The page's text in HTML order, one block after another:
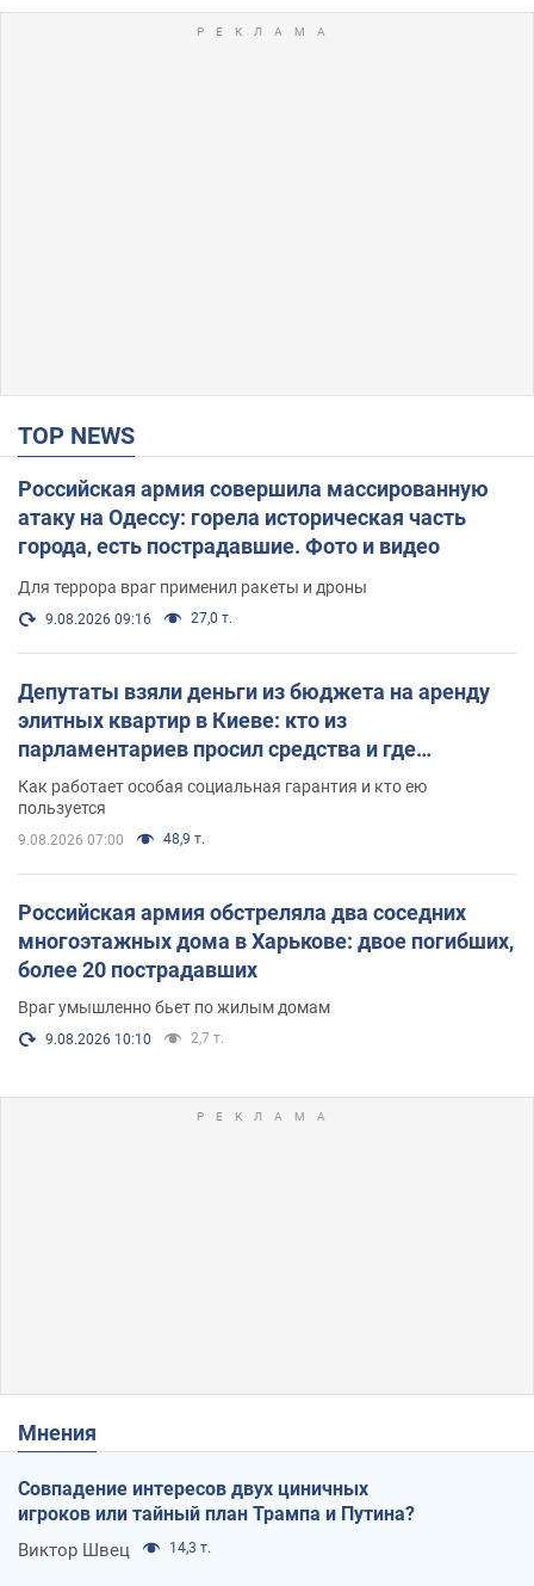
TOP NEWS
Российская армия совершила массированную
атаку на Одессу: горела историческая часть
города, есть пострадавшие. Фото и видео
Для террора враг применил ракеты и дроны
9.08.2026 09:16 27,0 т.
Депутаты взяли деньги из бюджета на аренду
элитных квартир в Киеве: кто из
парламентариев просил средства и где
поселился
Как работает особая социальная гарантия и кто ею
пользуется
9.08.2026 07:00 48,9 т.
Российская армия обстреляла два соседних
многоэтажных дома в Харькове: двое погибших,
более 20 пострадавших
Враг умышленно бьет по жилым домам
9.08.2026 10:10 2,7 т.
Мнения
Совпадение интересов двух циничных
игроков или тайный план Трампа и Путина?
Виктор Швец 14,3 т.